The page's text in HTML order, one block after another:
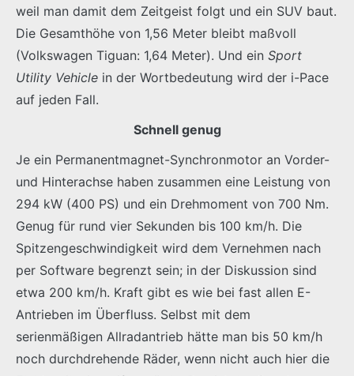
weil man damit dem Zeitgeist folgt und ein SUV baut.
Die Gesamthöhe von 1,56 Meter bleibt maßvoll
(Volkswagen Tiguan: 1,64 Meter). Und ein Sport
Utility Vehicle in der Wortbedeutung wird der i-Pace
auf jeden Fall.
Schnell genug
Je ein Permanentmagnet-Synchronmotor an Vorder-
und Hinterachse haben zusammen eine Leistung von
294 kW (400 PS) und ein Drehmoment von 700 Nm.
Genug für rund vier Sekunden bis 100 km/h. Die
Spitzengeschwindigkeit wird dem Vernehmen nach
per Software begrenzt sein; in der Diskussion sind
etwa 200 km/h. Kraft gibt es wie bei fast allen E-
Antrieben im Überfluss. Selbst mit dem
serienmäßigen Allradantrieb hätte man bis 50 km/h
noch durchdrehende Räder, wenn nicht auch hier die